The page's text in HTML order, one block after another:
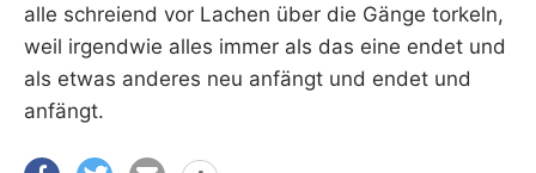
alle schreiend vor Lachen über die Gänge torkeln,
weil irgendwie alles immer als das eine endet und
als etwas anderes neu anfängt und endet und
anfängt.